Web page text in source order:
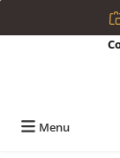
Passer au contenu
Menu